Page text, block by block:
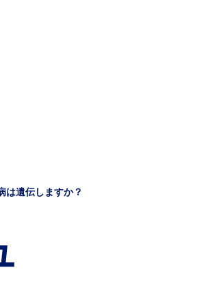
は遺伝しますか？